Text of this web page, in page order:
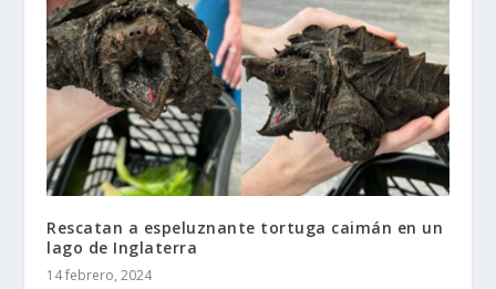
Rescatan a espeluznante tortuga caimán en un
lago de Inglaterra
14 febrero, 2024